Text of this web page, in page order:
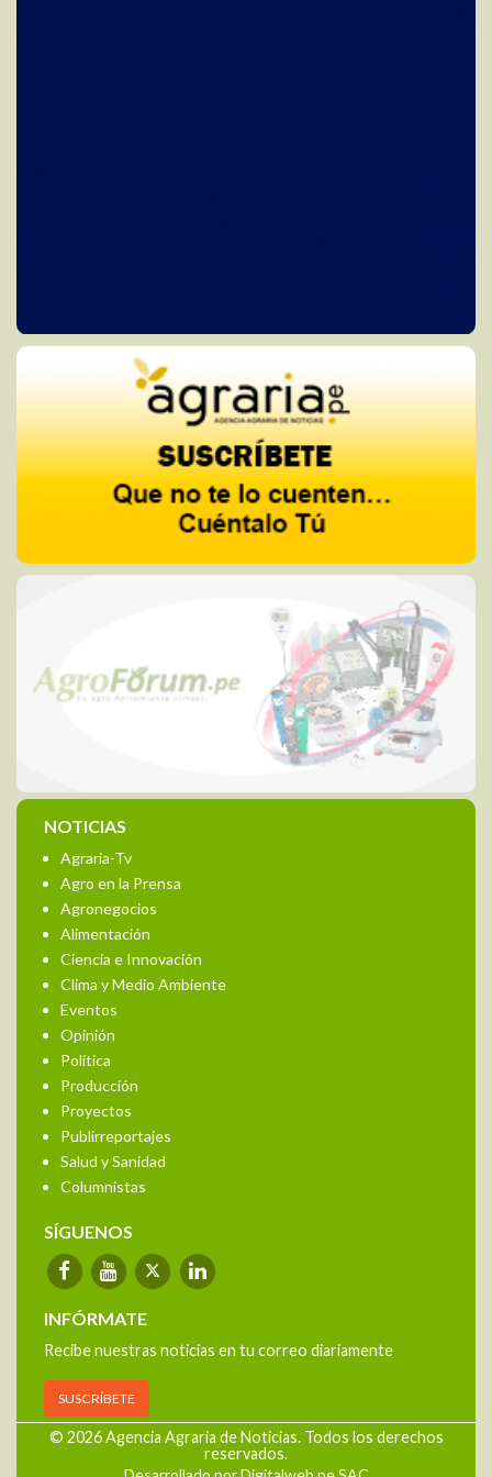
NOTICIAS
Agraria-Tv
Agro en la Prensa
Agronegocios
Alimentación
Ciencia e Innovación
Clima y Medio Ambiente
Eventos
Opinión
Política
Producción
Proyectos
Publirreportajes
Salud y Sanidad
Columnistas
SÍGUENOS
INFÓRMATE
Recibe nuestras noticias en tu correo diariamente
SUSCRÍBETE
© 2026 Agencia Agraria de Noticias. Todos los derechos
reservados.